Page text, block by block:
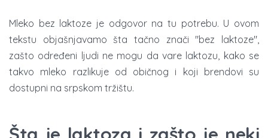
Mleko bez laktoze je odgovor na tu potrebu. U ovom
tekstu objašnjavamo šta tačno znači "bez laktoze",
zašto određeni ljudi ne mogu da vare laktozu, kako se
takvo mleko razlikuje od običnog i koji brendovi su
dostupni na srpskom tržištu.